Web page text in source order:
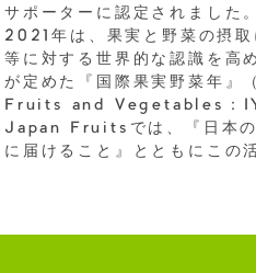
サポーターに認定されました。
2021年は、果実と野菜の摂
等に対する世界的な認識を高
が定めた『国際果実野菜年
Fruits and Vegetables：
Japan Fruitsでは、『日本の
に届けること』とともにこの